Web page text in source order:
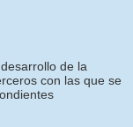
de la
con las que se